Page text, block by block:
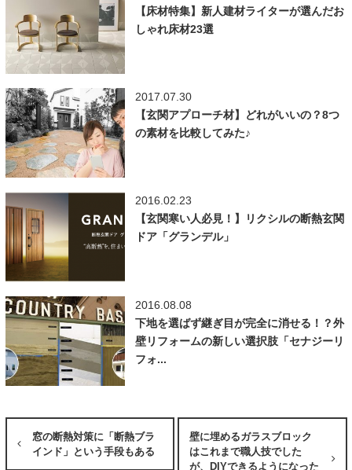
【床材特集】新人建材ライターが選んだお
しゃれ床材23選
2017.07.30
【玄関アプローチ材】どれがいいの？8つ
の素材を比較してみた♪
2016.02.23
【玄関寒い人必見！】リクシルの断熱玄関
ドア「グランデル」
2016.08.08
下地を選ばず継ぎ目が完全に消せる！？外
壁リフォームの新しい選択肢「セナジーリ
フォ...
窓の断熱対策に「断熱ブラ
インド」という手段もある
壁に埋めるガラスブロック
はこれまで職人技でした
が、DIYできるようになった